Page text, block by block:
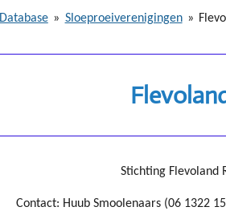
Database » Sloeproeiverenigingen »
Stichting Flevoland
Contact: Huub Smoolenaars (06 1322